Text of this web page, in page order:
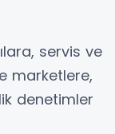
servis ve
marketlere,
denetimler